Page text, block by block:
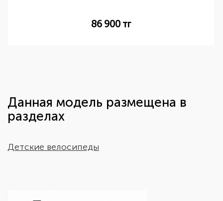
86 900 тг
Данная модель размещена в
разделах
Детские велосипеды